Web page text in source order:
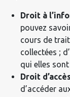
Droit à
pouvez
cours de
collectées ;
qui elles sont
Droit
d’accéder